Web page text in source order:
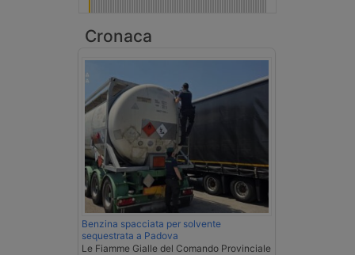
Cronaca
Benzina spacciata per solvente
sequestrata a Padova
Le Fiamme Gialle del Comando Provinciale